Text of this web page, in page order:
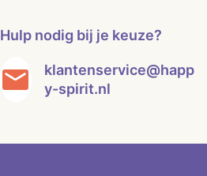
Hulp nodig bij je keuze?
klantenservice@happ
y-spirit.nl